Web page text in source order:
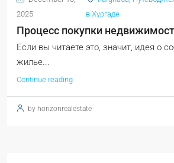
2025
в Хургаде
Процесс покупки
Если вы читаете это, значит, идея о
жилье...
Continue reading
by horizonrealestate